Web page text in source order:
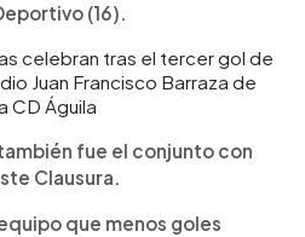
(16).
celebran tras el tercer gol de
Juan Francisco Barraza de
CD Águila
fue el conjunto con
Clausura.
que menos goles